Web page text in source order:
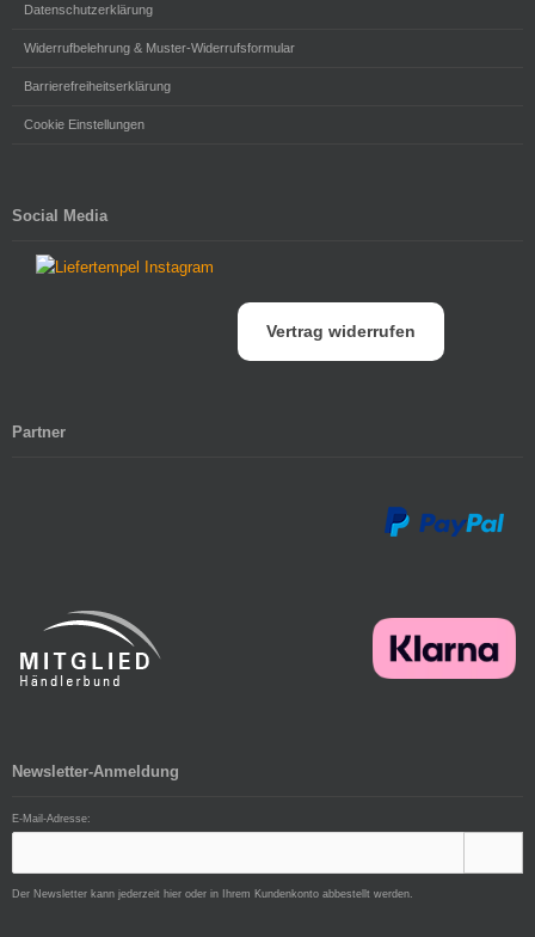
Datenschutzerklärung
Widerrufbelehrung & Muster-Widerrufsformular
Barrierefreiheitserklärung
Cookie Einstellungen
Social Media
Vertrag widerrufen
Partner
Newsletter-Anmeldung
E-Mail-Adresse:
Der Newsletter kann jederzeit hier oder in Ihrem Kundenkonto abbestellt werden.